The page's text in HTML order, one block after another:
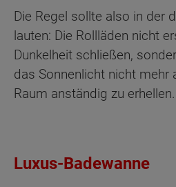
Die Regel sollte also in der
lauten: Die Rollläden nicht
Dunkelheit schließen,
das Sonnenlicht nicht mehr
Raum anständig zu erhellen.
Luxus-Badewanne